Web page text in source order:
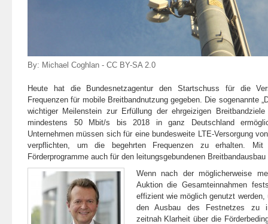
By: Michael Coghlan - CC BY-SA 2.0
Heute hat die Bundesnetzagentur den Startschuss für die
Frequenzen für mobile Breitbandnutzung gegeben. Die sogenannte
wichtiger Meilenstein zur Erfüllung der ehrgeizigen
mindestens 50 Mbit/s bis 2018 in ganz Deutschland
Unternehmen müssen sich für eine bundesweite LTE-Versorgung
verpflichten, um die begehrten Frequenzen zu erhalten. Mit
Förderprogramme auch für den leitungsgebundenen
Wenn nach der möglicherweise
Auktion die Gesamteinnahmen
effizient wie möglich genutzt
den Ausbau des Festnetzes zu
zeitnah Klarheit über die